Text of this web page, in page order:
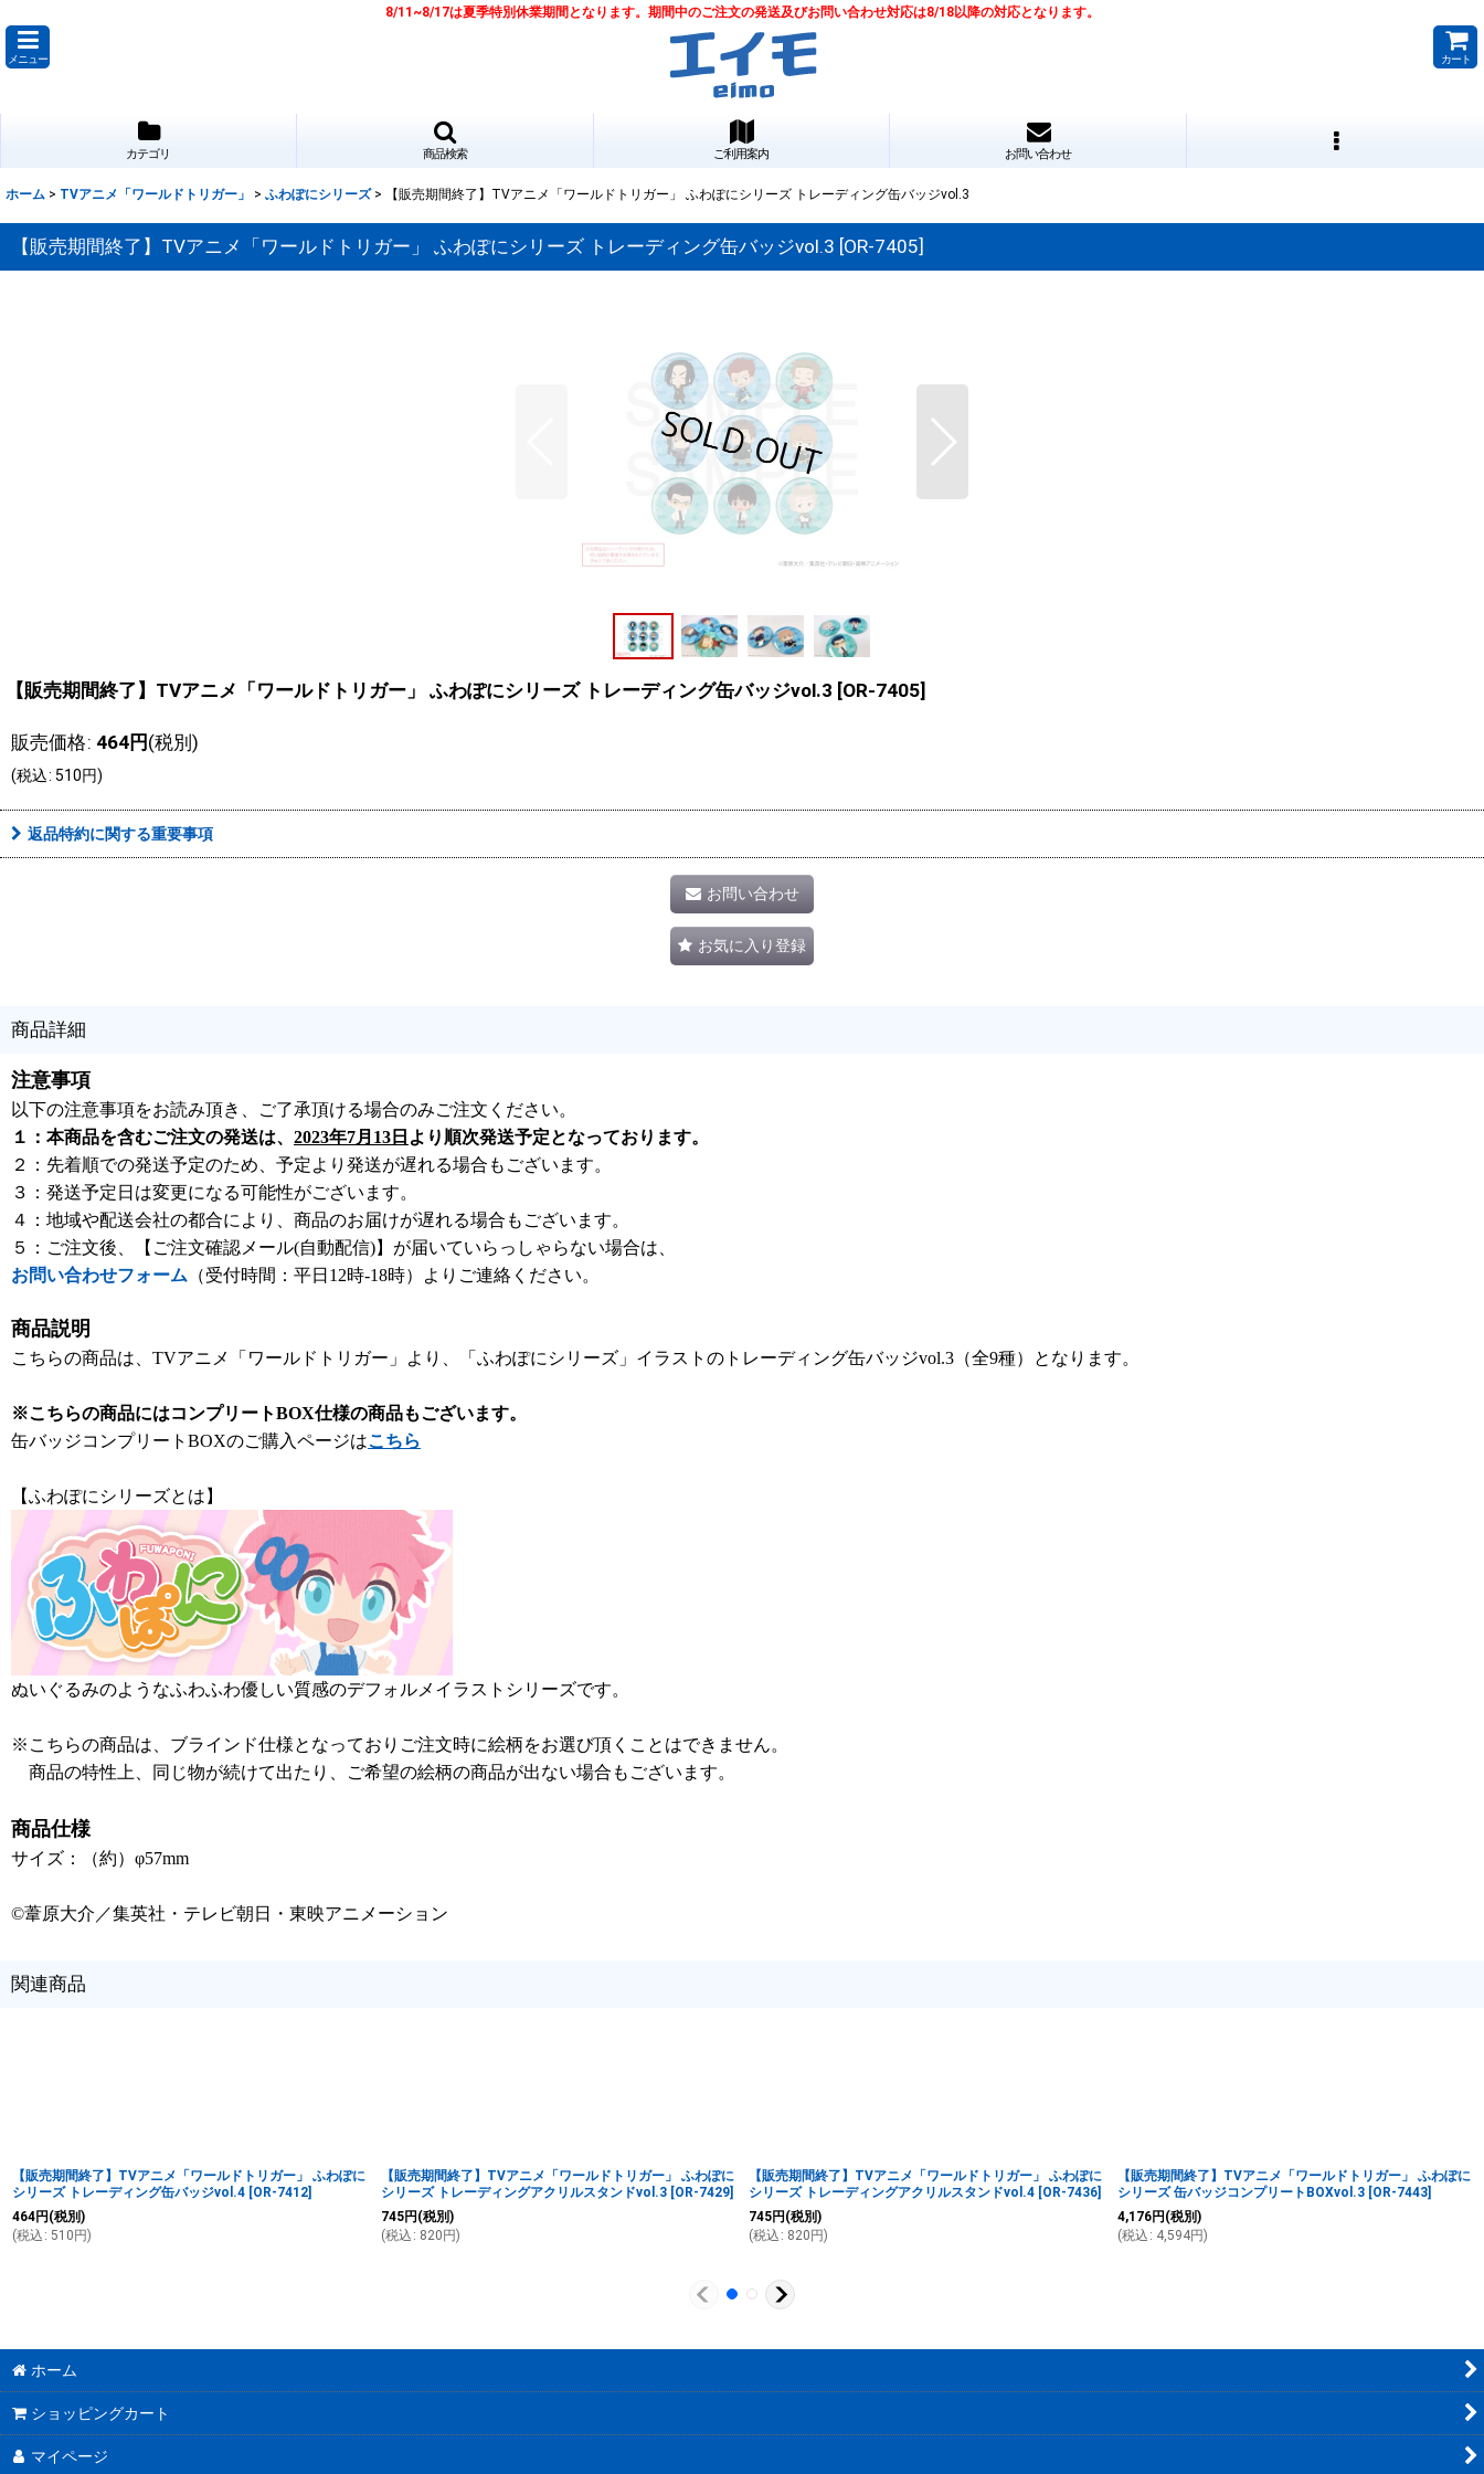
8/11~8/17は夏季特別休業期間となります。期間中のご注文の発送及びお問い合わせ対応は8/18以降の対応となります。
メニュー カート
カテゴリ 商品検索 ご利用案内 お問い合わせ
ホーム > TVアニメ「ワールドトリガー」 > ふわぽにシリーズ > 【販売期間終了】TVアニメ「ワールドトリガー」 ふわぽにシリーズ トレーディング缶バッジvol.3
【販売期間終了】TVアニメ「ワールドトリガー」 ふわぽにシリーズ トレーディング缶バッジvol.3 [OR-7405]
【販売期間終了】TVアニメ「ワールドトリガー」 ふわぽにシリーズ トレーディング缶バッジvol.3 [OR-7405]
販売価格: 464円 (税別)
(税込: 510円)
返品特約に関する重要事項
お問い合わせ
お気に入り登録
商品詳細
注意事項
以下の注意事項をお読み頂き、ご了承頂ける場合のみご注文ください。
１：本商品を含むご注文の発送は、 2023年7月13日 より順次発送予定となっております。
２：先着順での発送予定のため、予定より発送が遅れる場合もございます。
３：発送予定日は変更になる可能性がございます。
４：地域や配送会社の都合により、商品のお届けが遅れる場合もございます。
５：ご注文後、【ご注文確認メール(自動配信)】が届いていらっしゃらない場合は、
お問い合わせフォーム （受付時間：平日12時-18時）よりご連絡ください。
商品説明
こちらの商品は、TVアニメ「ワールドトリガー」より、「ふわぽにシリーズ」イラストのトレーディング缶バッジvol.3（全9種）となります。
※こちらの商品にはコンプリートBOX仕様の商品もございます。
缶バッジコンプリートBOXのご購入ページはこちら
【ふわぽにシリーズとは】
ぬいぐるみのようなふわふわ優しい質感のデフォルメイラストシリーズです。
※こちらの商品は、ブラインド仕様となっておりご注文時に絵柄をお選び頂くことはできません。
商品の特性上、同じ物が続けて出たり、ご希望の絵柄の商品が出ない場合もございます。
商品仕様
サイズ：（約）φ57mm
©葦原大介／集英社・テレビ朝日・東映アニメーション
関連商品
【販売期間終了】TVアニメ「ワールドトリガー」 ふわぽに
シリーズ トレーディング缶バッジvol.4 [OR-7412]
464円 (税別)
(税込 : 510 円)
【販売期間終了】TVアニメ「ワールドトリガー」 ふわぽに
シリーズ トレーディングアクリルスタンドvol.3 [OR-7429]
745円 (税別)
(税込 : 820 円)
【販売期間終了】TVアニメ「ワールドトリガー」 ふわぽに
シリーズ トレーディングアクリルスタンドvol.4 [OR-7436]
745円 (税別)
(税込 : 820 円)
【販売期間終了】TVアニメ「ワールドトリガー」 ふわぽに
シリーズ 缶バッジコンプリートBOXvol.3 [OR-7443]
4,176円 (税別)
(税込 : 4,594円)
ホーム
ショッピングカート
マイページ